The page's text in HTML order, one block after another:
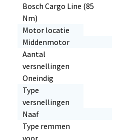
Bosch Cargo Line (85
Nm)
Motor locatie
Middenmotor
Aantal
versnellingen
Oneindig
Type
versnellingen
Naaf
Type remmen
voor